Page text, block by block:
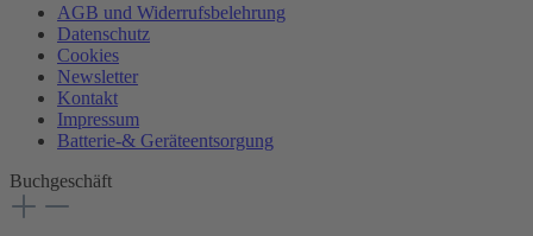
AGB und Widerrufsbelehrung
Datenschutz
Cookies
Newsletter
Kontakt
Impressum
Batterie-& Geräteentsorgung
Buchgeschäft